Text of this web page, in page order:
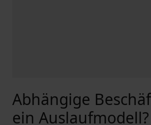
Abhängige
ein Auslaufmodell?